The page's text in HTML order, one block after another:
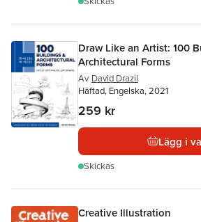
Draw Like an Artist: 100
Architectural Forms
Av David Drazil
Häftad, Engelska, 2021
259 kr
Lägg i
Skickas
Creative Illustration